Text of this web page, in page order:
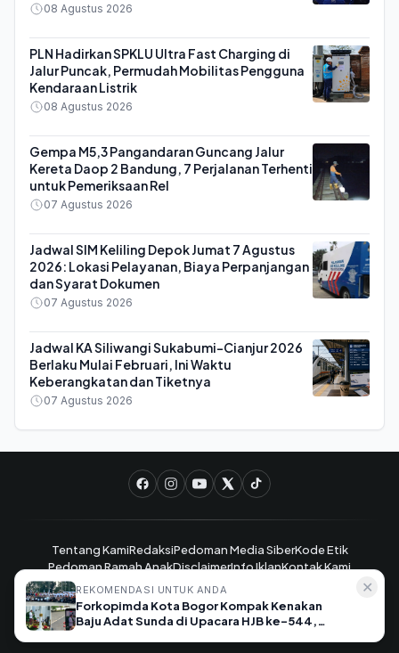
REKOMENDASI UNTUK ANDA
Forkopimda Kota Bogor Kompak Kenakan
Baju Adat Sunda di Upacara HJB ke-544,
✕
08 Agustus 2026
PLN Hadirkan SPKLU Ultra Fast Charging di
Jalur Puncak, Permudah Mobilitas Pengguna
Kendaraan Listrik
08 Agustus 2026
Gempa M5,3 Pangandaran Guncang Jalur
Kereta Daop 2 Bandung, 7 Perjalanan Terhenti
untuk Pemeriksaan Rel
07 Agustus 2026
Jadwal SIM Keliling Depok Jumat 7 Agustus
2026: Lokasi Pelayanan, Biaya Perpanjangan
dan Syarat Dokumen
07 Agustus 2026
Jadwal KA Siliwangi Sukabumi-Cianjur 2026
Berlaku Mulai Februari, Ini Waktu
Keberangkatan dan Tiketnya
07 Agustus 2026
Tentang KamiRedaksiPedoman Media SiberKode Etik
Pedoman Ramah AnakDisclaimerInfo IklanKontak Kami
JabarKlik.com - Satu Klik Berita Jawa Barat © 2025. All rights
reserved.